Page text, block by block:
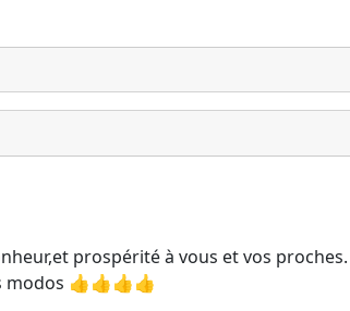
prospérité à vous et vos proches.
modos 👍👍👍👍